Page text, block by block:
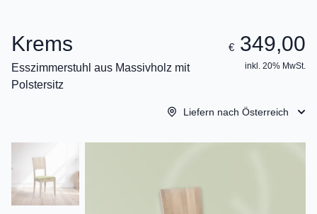
Krems
Esszimmerstuhl aus Massivholz mit
Polstersitz
€ 349,00
inkl. 20% MwSt.
Liefern nach Österreich